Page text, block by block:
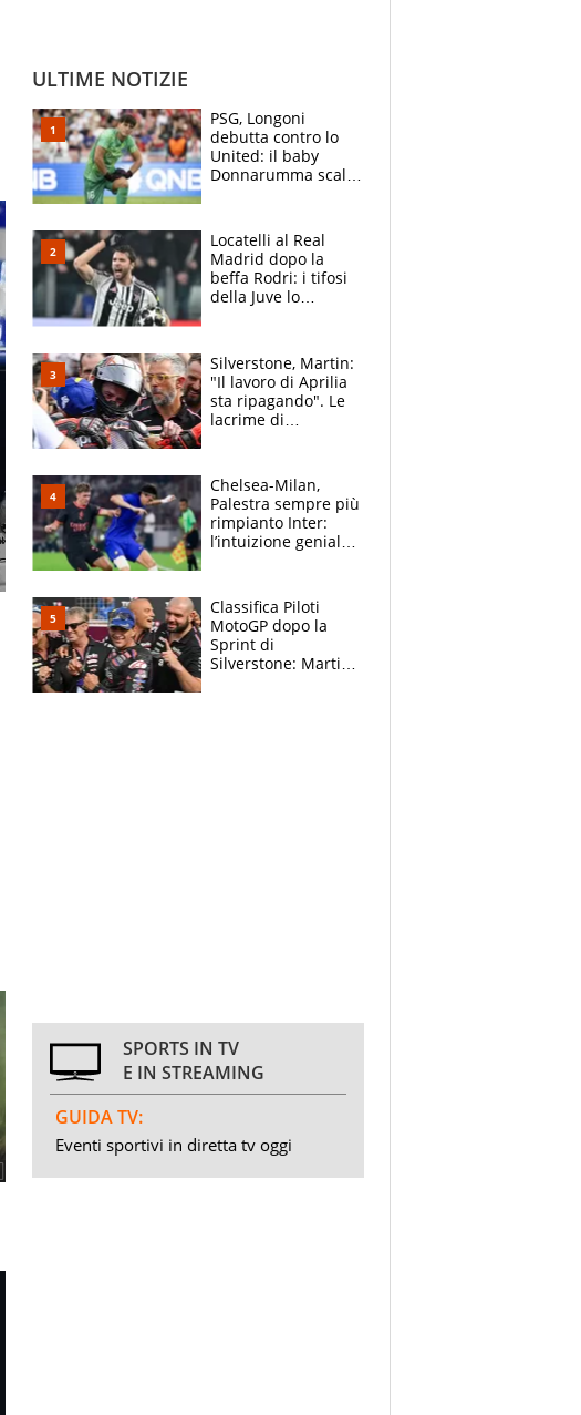
ULTIME NOTIZIE
PSG, Longoni
debutta contro lo
United: il baby
Donnarumma scalza
Locatelli al Real
Madrid dopo la
beffa Rodri: i tifosi
della Juve lo
Silverstone, Martin:
"Il lavoro di Aprilia
sta ripagando". Le
lacrime di
la gara domani"
Chelsea-Milan,
Palestra sempre più
rimpianto Inter:
l’intuizione geniale
Classifica Piloti
MotoGP dopo la
Sprint di
Silverstone: Martin
SPORTS IN TV
E IN STREAMING
GUIDA TV:
Eventi sportivi in diretta tv oggi